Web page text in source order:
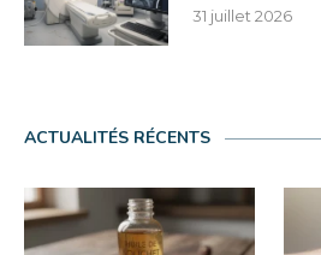
31 juillet 2026
ACTUALITÉS RÉCENTS